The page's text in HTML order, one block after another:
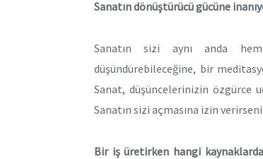
Sanatın dönüştürücü gücüne
Sanatın sizi aynı anda
düşündürebileceğine, bir
Sanat, düşüncelerinizin özgürce
Sanatın sizi açmasına izin
Bir iş üretirken hangi